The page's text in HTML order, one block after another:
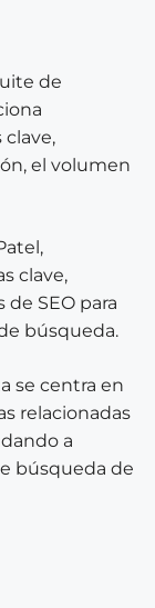
de
clave,
el volumen
clave,
SEO para
búsqueda.
se centra en
relacionadas
a
búsqueda de